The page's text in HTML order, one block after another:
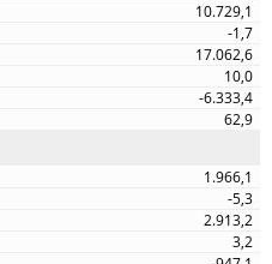
10.729,1
-1,7
17.062,6
10,0
-6.333,4
62,9
1.966,1
-5,3
2.913,2
3,2